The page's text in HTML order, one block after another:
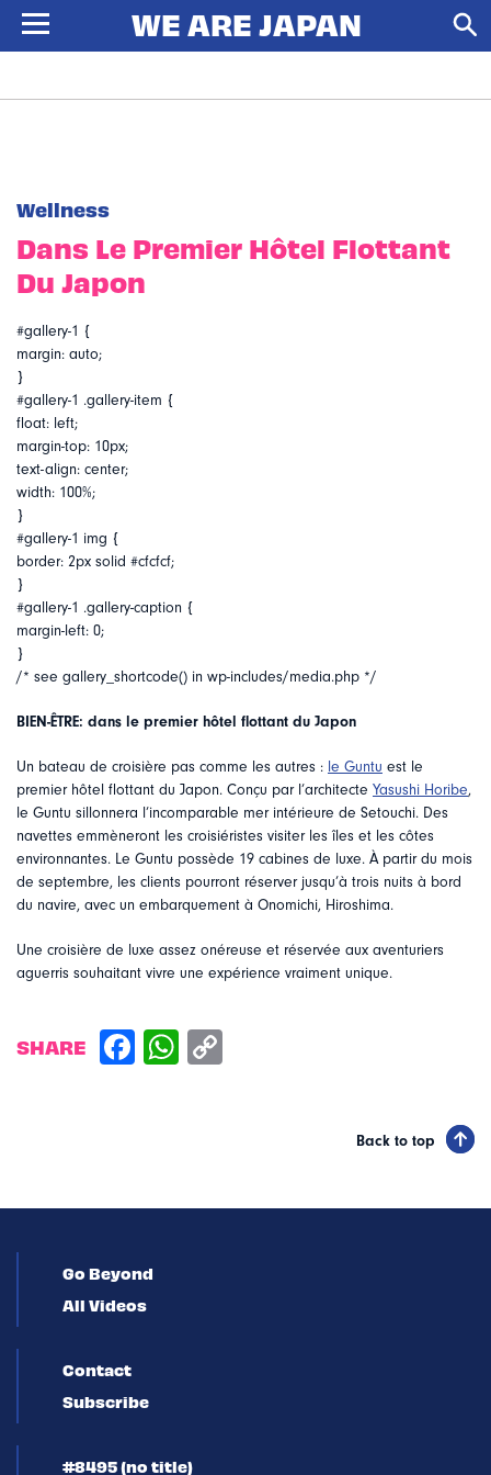
Wellness
Dans Le Premier Hôtel Flottant
Du Japon
#gallery-1 {
margin: auto;
}
#gallery-1 .gallery-item {
float: left;
margin-top: 10px;
text-align: center;
width: 100%;
}
#gallery-1 img {
border: 2px solid #cfcfcf;
}
#gallery-1 .gallery-caption {
margin-left: 0;
}
/* see gallery_shortcode() in wp-includes/media.php */
BIEN-ÊTRE: dans le premier hôtel flottant du Japon
Un bateau de croisière pas comme les autres : le Guntu est le
premier hôtel flottant du Japon. Conçu par l’architecte Yasushi Horibe,
le Guntu sillonnera l’incomparable mer intérieure de Setouchi. Des
navettes emmèneront les croisiéristes visiter les îles et les côtes
environnantes. Le Guntu possède 19 cabines de luxe. À partir du mois
de septembre, les clients pourront réserver jusqu’à trois nuits à bord
du navire, avec un embarquement à Onomichi, Hiroshima.
Une croisière de luxe assez onéreuse et réservée aux aventuriers
aguerris souhaitant vivre une expérience vraiment unique.
SHARE
Back to top
Go Beyond
All Videos
Contact
Subscribe
#8495 (no title)